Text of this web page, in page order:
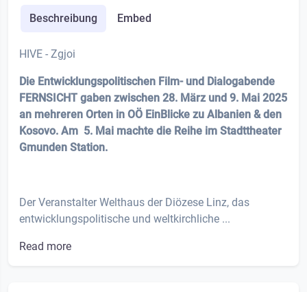
Beschreibung Embed
HIVE - Zgjoi
Die Entwicklungspolitischen Film- und Dialogabende
FERNSICHT gaben zwischen 28. März und 9. Mai 2025
an mehreren Orten in OÖ EinBlicke zu Albanien & den
Kosovo. Am 5. Mai machte die Reihe im Stadttheater
Gmunden Station.
Der Veranstalter Welthaus der Diözese Linz, das
entwicklungspolitische und weltkirchliche ...
Read more